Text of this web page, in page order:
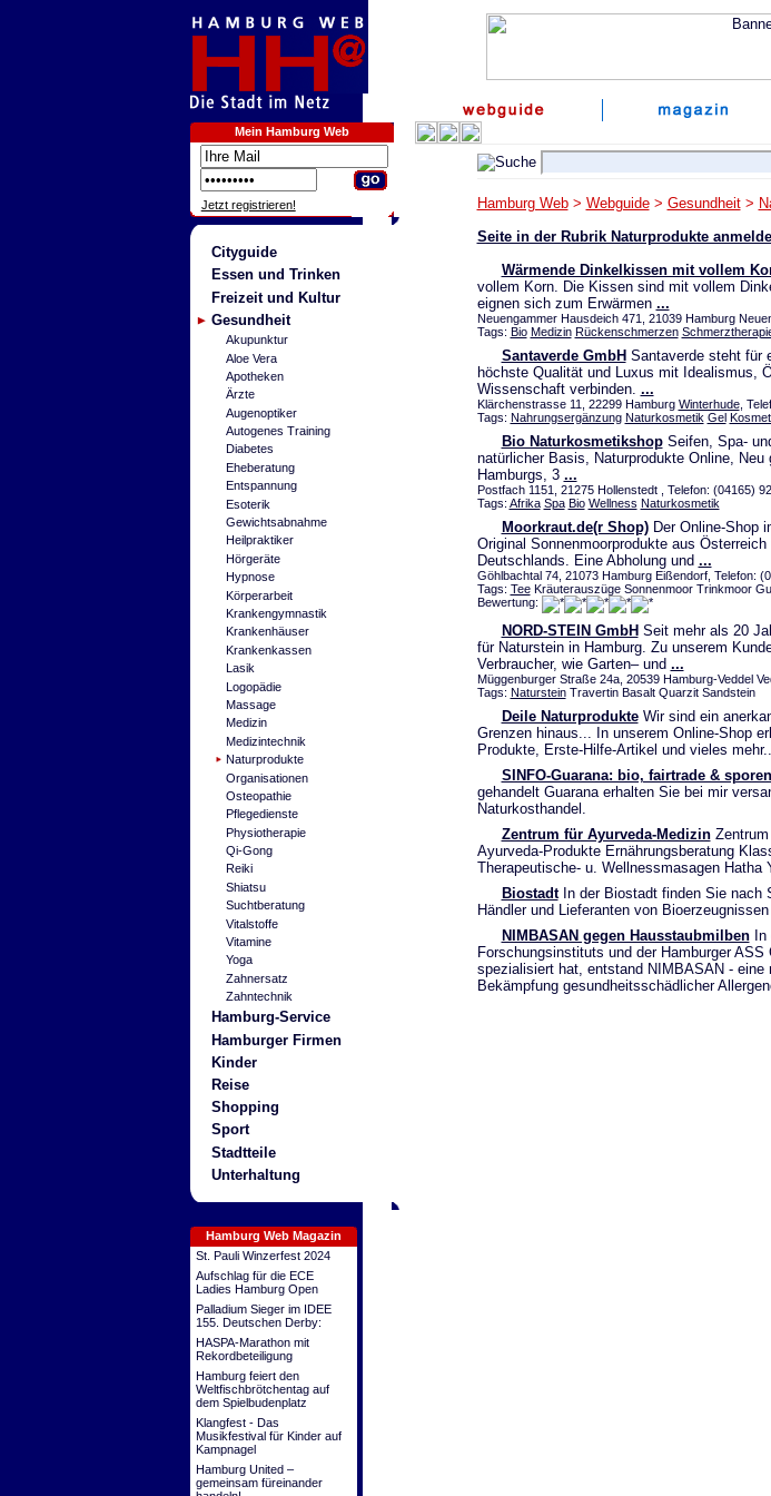
Mein Hamburg Web
Jetzt registrieren!
Cityguide
Essen und Trinken
Freizeit und Kultur
Gesundheit
Akupunktur
Aloe Vera
Apotheken
Ärzte
Augenoptiker
Autogenes Training
Diabetes
Eheberatung
Entspannung
Esoterik
Gewichtsabnahme
Heilpraktiker
Hörgeräte
Hypnose
Körperarbeit
Krankengymnastik
Krankenhäuser
Krankenkassen
Lasik
Logopädie
Massage
Medizin
Medizintechnik
Naturprodukte
Organisationen
Osteopathie
Pflegedienste
Physiotherapie
Qi-Gong
Reiki
Shiatsu
Suchtberatung
Vitalstoffe
Vitamine
Yoga
Zahnersatz
Zahntechnik
Hamburg-Service
Hamburger Firmen
Kinder
Reise
Shopping
Sport
Stadtteile
Unterhaltung
Hamburg Web Magazin
St. Pauli Winzerfest 2024
Aufschlag für die ECE
Ladies Hamburg Open
Palladium Sieger im IDEE
155. Deutschen Derby:
HASPA-Marathon mit
Rekordbeteiligung
Hamburg feiert den
Weltfischbrötchentag auf
dem Spielbudenplatz
Klangfest - Das
Musikfestival für Kinder auf
Kampnagel
Hamburg United –
gemeinsam füreinander
Hamburg Web> Webguide> Gesundheit>
Seite in der Rubrik Naturprodukte
Wärmende Dinkelkissen mit vollem
vollem Korn. Die Kissen sind mit vollem
eignen sich zum Erwärmen ...
Neuengammer Hausdeich 471, 21039 Hamburg
Tags: Bio Medizin Rückenschmerzen
Santaverde GmbH Santaverde steht für
höchste Qualität und Luxus mit Idealismus,
Wissenschaft verbinden. ...
Klärchenstrasse 11, 22299 Hamburg Winterhude,
Tags: Nahrungsergänzung Naturkosmetik Gel
Bio NaturkosmetikshopSeifen, Spa-
natürlicher Basis, Naturprodukte Online,
Hamburgs, 3 ...
Postfach 1151, 21275 Hollenstedt , Telefon: (04165)
Tags: Afrika Spa Bio Wellness Naturkosmetik
Moorkraut.de(r Shop)Der Online-Shop
Original Sonnenmoorprodukte aus
Deutschlands. Eine Abholung und ...
Göhlbachtal 74, 21073 Hamburg Eißendorf, Telefon:
Tags: TeeKräuterauszüge Sonnenmoor Trinkmoor
Bewertung:
NORD-STEIN GmbH Seit mehr als 20
für Naturstein in Hamburg. Zu unserem
Verbraucher, wie Garten– und ...
Müggenburger Straße 24a, 20539 Hamburg-Veddel
Tags: NatursteinTravertin Basalt Quarzit Sandstein
Deile NaturprodukteWir sind ein
Grenzen hinaus... In unserem Online-Shop
Produkte, Erste-Hilfe-Artikel und vieles
SINFO-Guarana: bio, fairtrade &
gehandelt Guarana erhalten Sie bei mir
Naturkosthandel.
Zentrum für Ayurveda-MedizinZentrum
Ayurveda-Produkte Ernährungsberatung
Therapeutische- u. Wellnessmasagen Hatha
BiostadtIn der Biostadt finden Sie nach
Händler und Lieferanten von
NIMBASAN gegen HausstaubmilbenIn
Forschungsinstituts und der Hamburger
spezialisiert hat, entstand NIMBASAN -
Bekämpfung gesundheitsschädlicher